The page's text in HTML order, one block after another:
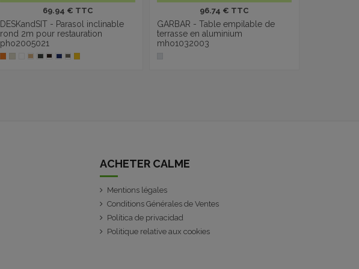
69.94 € TTC
DESKandSIT - Parasol inclinable
rond 2m pour restauration
pho2005021
96.74 € TTC
GARBAR - Table empilable de
terrasse en aluminium
mho1032003
ACHETER CALME
Mentions légales
Conditions Générales de Ventes
Política de privacidad
Politique relative aux cookies